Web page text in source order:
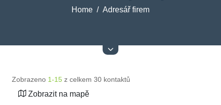
Home Adresář firem
Zobrazeno 1-15 z celkem 30 kontaktů
Zobrazit na mapě